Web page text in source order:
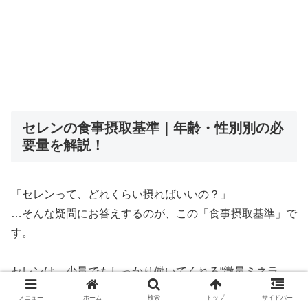
セレンの食事摂取基準｜年齢・性別別の必
要量を解説！
「セレンって、どれくらい摂ればいいの？」
…そんな疑問にお答えするのが、この「食事摂取基準」で
す。
セレンは、少量でもしっかり働いてくれる“微量ミネラ
ル”ですが、不足しても摂りすぎても体に良くありませ
メニュー ホーム 検索 トップ サイドバー